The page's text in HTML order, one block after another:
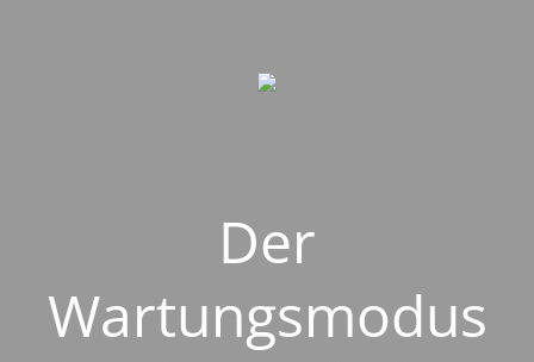
Der
Wartungsmodus